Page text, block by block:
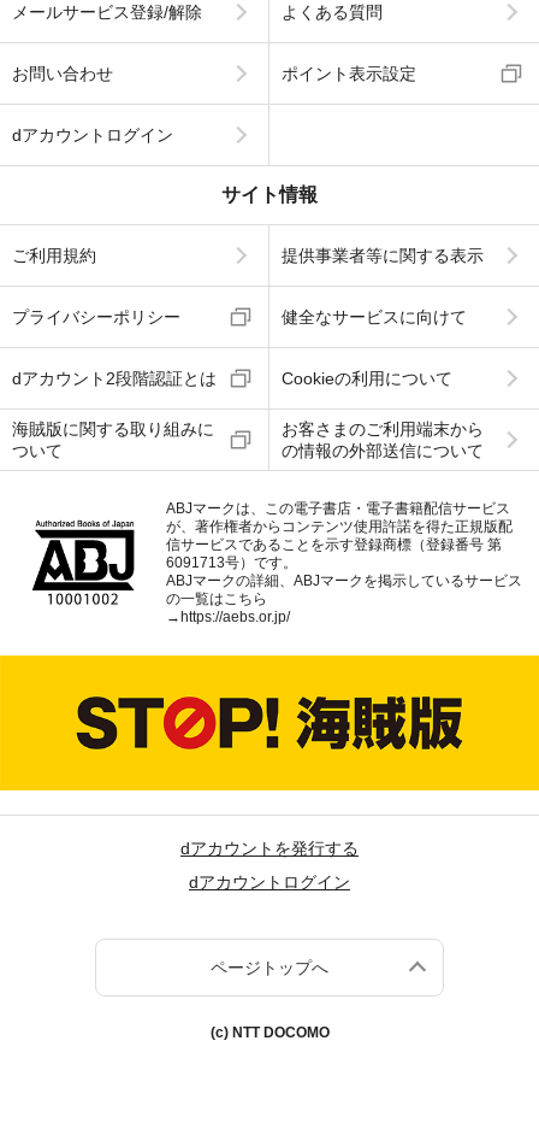
メールサービス登録/解除 よくある質問
お問い合わせ ポイント表示設定
dアカウントログイン
サイト情報
ご利用規約 提供事業者等に関する表示
プライバシーポリシー 健全なサービスに向けて
dアカウント2段階認証とは Cookieの利用について
海賊版に関する取り組みに
ついて
お客さまのご利用端末から
の情報の外部送信について
ABJマークは、この電子書店・電子書籍配信サービス
が、著作権者からコンテンツ使用許諾を得た正規版配
信サービスであることを示す登録商標（登録番号 第
6091713号）です。
ABJマークの詳細、ABJマークを掲示しているサービス
の一覧はこちら
→https://aebs.or.jp/
dアカウントを発行する
dアカウントログイン
ページトップへ
(c) NTT DOCOMO